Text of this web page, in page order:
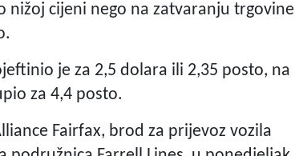
nižoj cijeni nego na zatvaranju trgovine
je za 2,5 dolara ili 2,35 posto, na
za 4,4 posto.
Fairfax, brod za prijevoz vozila